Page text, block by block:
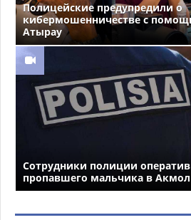
Полицейские предупредили о
кибермошенничестве с
Атырау
Сотрудники полиции
пропавшего мальчика в